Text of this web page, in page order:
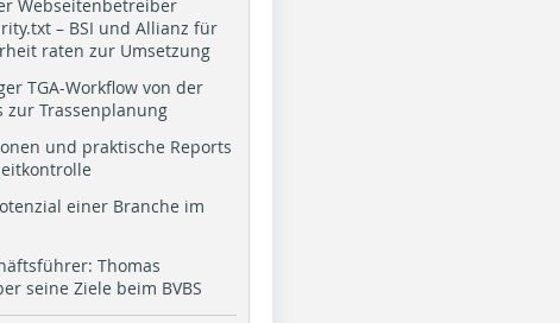
Webseitenbetreiber
– BSI und Allianz für
raten zur Umsetzung
TGA-Workflow von der
zur Trassenplanung
und praktische Reports
einer Branche im
Thomas
seine Ziele beim BVBS